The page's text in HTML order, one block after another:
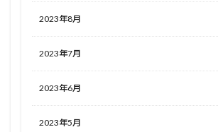
2023年8月
2023年7月
2023年6月
2023年5月